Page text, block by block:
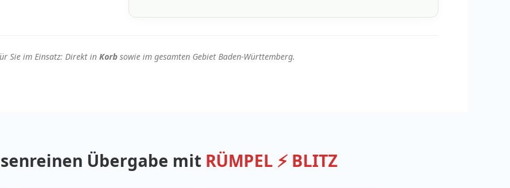
Sie im Einsatz: Direkt in Korbsowie im gesamten Gebiet Baden-Württemberg.
Übergabe mit RÜMPEL ⚡ BLITZ